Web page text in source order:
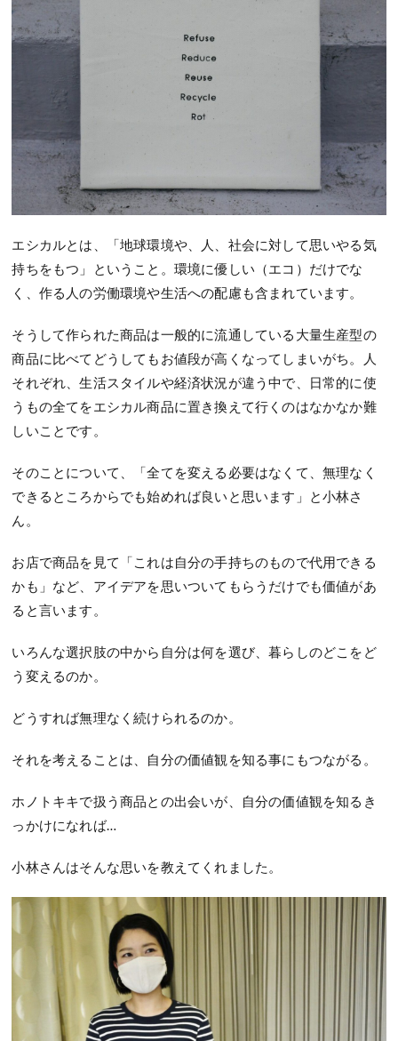
エシカルとは、「地球環境や、人、社会に対して思いやる気
持ちをもつ」ということ。環境に優しい（エコ）だけでな
く、作る人の労働環境や生活への配慮も含まれています。
そうして作られた商品は一般的に流通している大量生産型の
商品に比べてどうしてもお値段が高くなってしまいがち。人
それぞれ、生活スタイルや経済状況が違う中で、日常的に使
うもの全てをエシカル商品に置き換えて行くのはなかなか難
しいことです。
そのことについて、「全てを変える必要はなくて、無理なく
できるところからでも始めれば良いと思います」と小林さ
ん。
お店で商品を見て「これは自分の手持ちのもので代用できる
かも」など、アイデアを思いついてもらうだけでも価値があ
ると言います。
いろんな選択肢の中から自分は何を選び、暮らしのどこをど
う変えるのか。
どうすれば無理なく続けられるのか。
それを考えることは、自分の価値観を知る事にもつながる。
ホノトキキで扱う商品との出会いが、自分の価値観を知るき
っかけになれば…
小林さんはそんな思いを教えてくれました。